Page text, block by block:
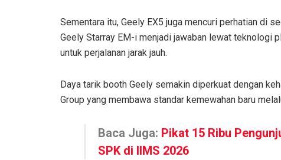
Sementara itu, Geely EX5 juga mencuri perhatian di
Geely Starray EM-i menjadi jawaban lewat teknologi
untuk perjalanan jarak jauh.
Daya tarik booth Geely semakin diperkuat dengan
Group yang membawa standar kemewahan baru
Baca Juga: Pikat 15 Ribu
SPK di IIMS 2026